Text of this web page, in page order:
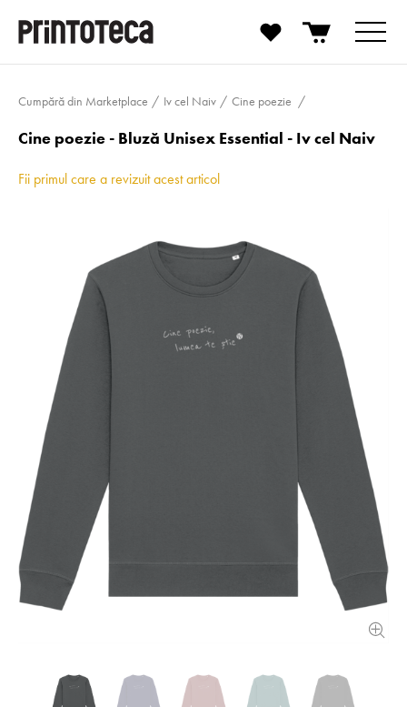
Cumpără din Marketplace Iv cel Naiv Cine poezie
Cine poezie - Bluză Unisex Essential - Iv cel Naiv
Fii primul care a revizuit acest articol